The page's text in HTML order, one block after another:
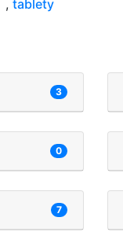
, tablety
3
0
7